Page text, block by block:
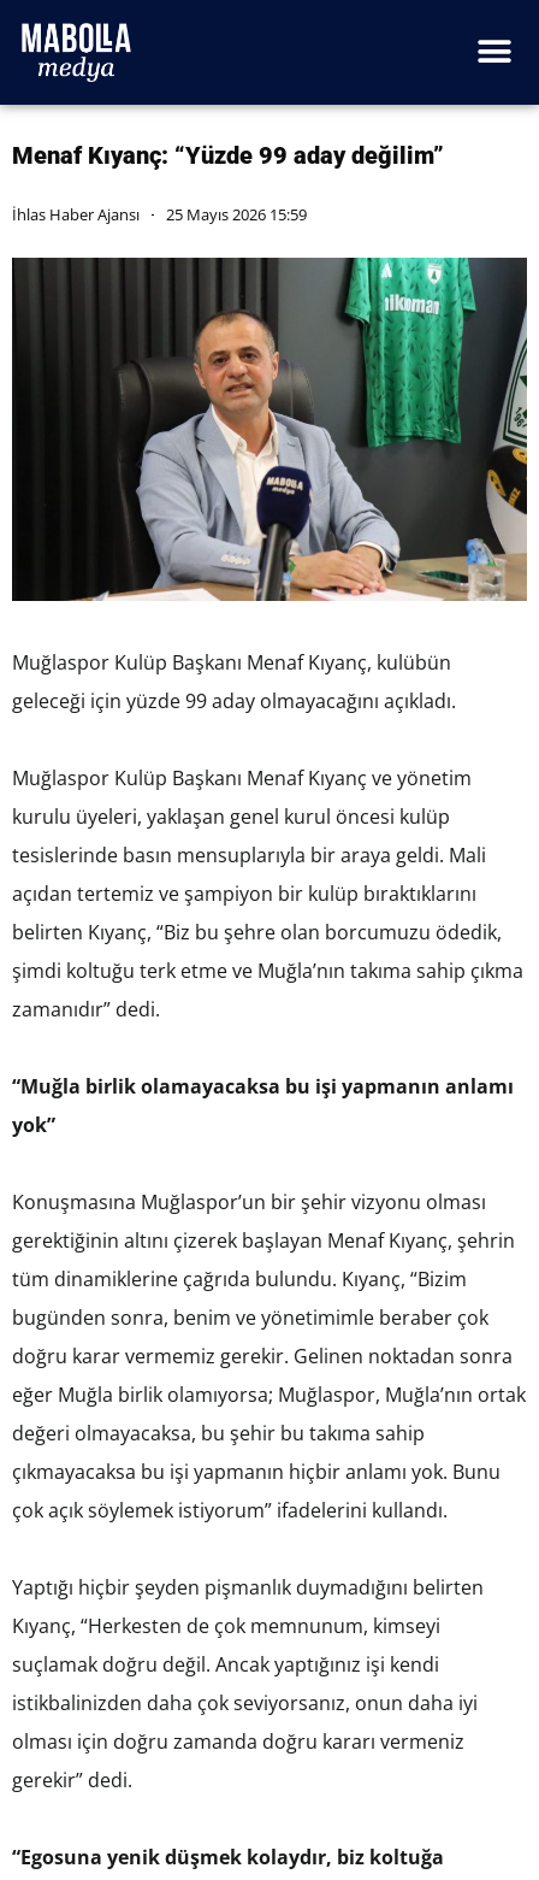
Menaf Kıyanç: “Yüzde 99 aday değilim”
İhlas Haber Ajansı 25 Mayıs 2026 15:59
Muğlaspor Kulüp Başkanı Menaf Kıyanç, kulübün
geleceği için yüzde 99 aday olmayacağını açıkladı.
Muğlaspor Kulüp Başkanı Menaf Kıyanç ve yönetim
kurulu üyeleri, yaklaşan genel kurul öncesi kulüp
tesislerinde basın mensuplarıyla bir araya geldi. Mali
açıdan tertemiz ve şampiyon bir kulüp bıraktıklarını
belirten Kıyanç, “Biz bu şehre olan borcumuzu ödedik,
şimdi koltuğu terk etme ve Muğla’nın takıma sahip çıkma
zamanıdır” dedi.
“Muğla birlik olamayacaksa bu işi yapmanın anlamı
yok”
Konuşmasına Muğlaspor’un bir şehir vizyonu olması
gerektiğinin altını çizerek başlayan Menaf Kıyanç, şehrin
tüm dinamiklerine çağrıda bulundu. Kıyanç, “Bizim
bugünden sonra, benim ve yönetimimle beraber çok
doğru karar vermemiz gerekir. Gelinen noktadan sonra
eğer Muğla birlik olamıyorsa; Muğlaspor, Muğla’nın ortak
değeri olmayacaksa, bu şehir bu takıma sahip
çıkmayacaksa bu işi yapmanın hiçbir anlamı yok. Bunu
çok açık söylemek istiyorum” ifadelerini kullandı.
Yaptığı hiçbir şeyden pişmanlık duymadığını belirten
Kıyanç, “Herkesten de çok memnunum, kimseyi
suçlamak doğru değil. Ancak yaptığınız işi kendi
istikbalinizden daha çok seviyorsanız, onun daha iyi
olması için doğru zamanda doğru kararı vermeniz
gerekir” dedi.
“Egosuna yenik düşmek kolaydır, biz koltuğa